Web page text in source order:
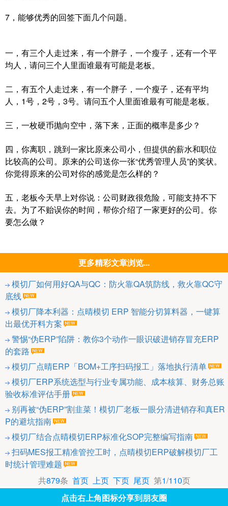
7，能够优秀的回签下面几个问题。
一，有三个人走过来，有一个胖子，一个瘦子，还有一个平
均人，请问三个人里面谁最有可能是老板。
二，有五个人走过来，有一个胖子，一个瘦子，还有平均
人，1号，2号，3号。请问五个人里面谁最有可能是老板。
三，一枚硬币抛向空中，落下来，正面的概率是多少？
四，你离职，跳到一家比原来公司小，但提供的薪水和职位
比较高的公司。原来的公司送你一张“优秀管理人员”的奖状。
你觉得原来的公司对你的感觉是怎么样的？
五，老板今天早上对你说：公司财政很危险，可能支持不下
去。为了不贻误你的时间，帮你介绍了一家更好的公司。你
要怎么做？
更多精彩文章浏览...
模切厂如何用好QA与QC：防火靠QA筑防线，救火靠QC守
底线
模切厂降本利器：点晴模切 ERP 智能分切算料器，一键算
出最优开料方案
警惕“伪ERP”陷阱：教你3个动作一眼识破进销存冒充ERP
的套路
模切厂点晴ERP「BOM+工序扫码报工」落地执行清单
模切厂ERP系统选型与行业专属功能、成本核算、财务总账
验收标准评估手册
别再被“伪ERP”割韭菜！模切厂老板一眼分清进销存和真ER
P的避坑指南
模切厂结合点晴模切ERP标准化SOP完整编写指南
扫码MES报工精准管控工时，点晴模切ERP破解模切厂工
时统计管理难题
共879条 首页 上页 下页 尾页第1/110页
点击右上角图标分享到朋友圈